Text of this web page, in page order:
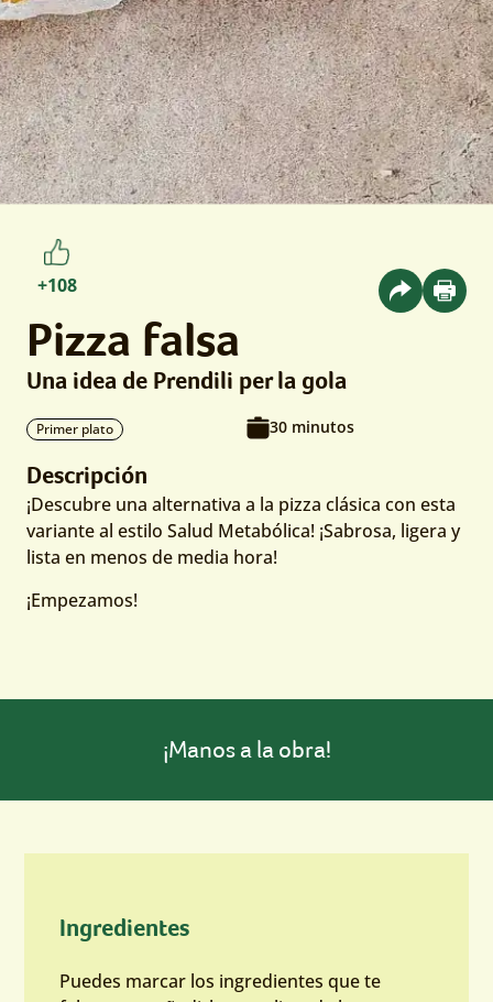
+108
Pizza falsa
Una idea de Prendili per la gola
Primer plato 30 minutos
Descripción
¡Descubre una alternativa a la pizza clásica con esta
variante al estilo Salud Metabólica! ¡Sabrosa, ligera y
lista en menos de media hora!
¡Empezamos!
¡Manos a la obra!
Ingredientes
Puedes marcar los ingredientes que te